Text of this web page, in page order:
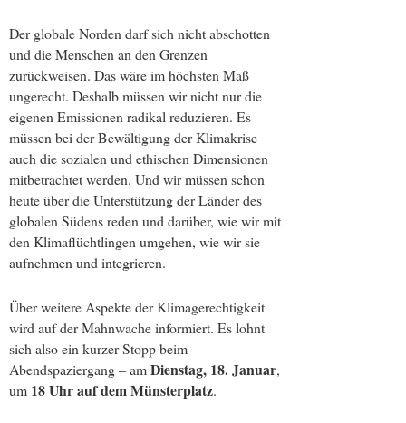
Der globale Norden darf sich nicht abschotten
und die Menschen an den Grenzen
zurückweisen. Das wäre im höchsten Maß
ungerecht. Deshalb müssen wir nicht nur die
eigenen Emissionen radikal reduzieren. Es
müssen bei der Bewältigung der Klimakrise
auch die sozialen und ethischen Dimensionen
mitbetrachtet werden. Und wir müssen schon
heute über die Unterstützung der Länder des
globalen Südens reden und darüber, wie wir mit
den Klimaflüchtlingen umgehen, wie wir sie
aufnehmen und integrieren.
Über weitere Aspekte der Klimagerechtigkeit
wird auf der Mahnwache informiert. Es lohnt
sich also ein kurzer Stopp beim
Abendspaziergang – amDienstag, 18. Januar,
um 18 Uhr auf dem Münsterplatz.